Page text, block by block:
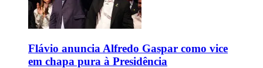
Flávio anuncia Alfredo Gaspar como vice
em chapa pura à Presidência